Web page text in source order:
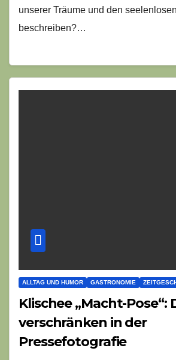
unserer Träume und den
beschreiben?…
ALLTAG UND HUMOR GASTRONOMIE
Klischee „Macht-Pose“:
verschränken in der
Pressefotografie